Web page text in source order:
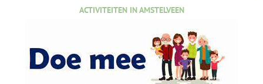
ACTIVITEITEN IN AMSTELVEEN